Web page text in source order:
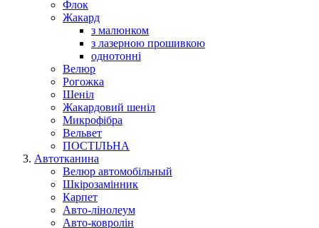
Флок
Жакард
з малюнком
з лазерною прошивкою
однотонні
Велюр
Рогожка
Шеніл
Жакардовий шеніл
Микрофібра
Вельвет
ПОСТІЛЬНА
Автотканина
Велюр автомобільный
Шкірозамінник
Карпет
Авто-лінолеум
Авто-ковролін